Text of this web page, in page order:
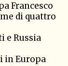
Francesco
di quattro
e Russia
in Europa